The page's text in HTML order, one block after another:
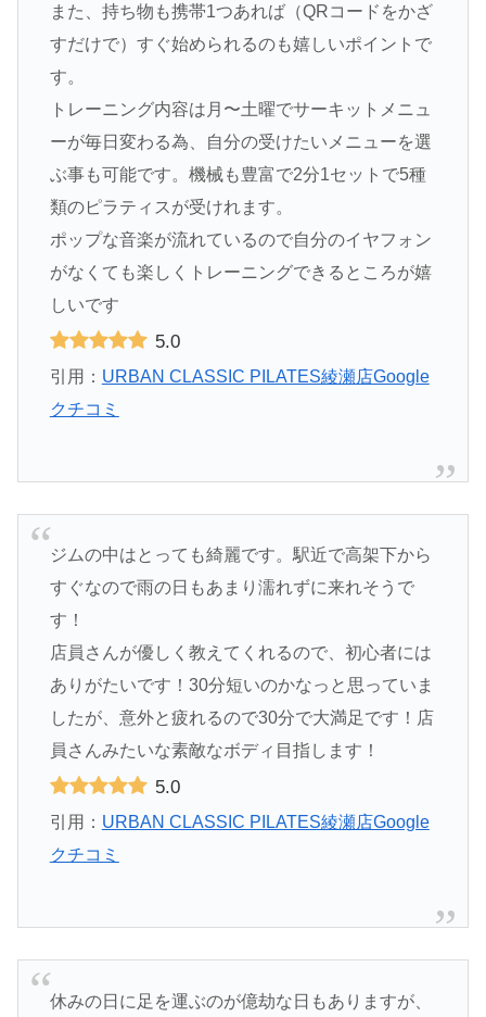
また、持ち物も携帯1つあれば（QRコードをかざ
すだけで）すぐ始められるのも嬉しいポイントで
す。
トレーニング内容は月〜土曜でサーキットメニュ
ーが毎日変わる為、自分の受けたいメニューを選
ぶ事も可能です。機械も豊富で2分1セットで5種
類のピラティスが受けれます。
ポップな音楽が流れているので自分のイヤフォン
がなくても楽しくトレーニングできるところが嬉
しいです
5.0
引用： URBAN CLASSIC PILATES綾瀬店Google
クチコミ
ジムの中はとっても綺麗です。駅近で高架下から
すぐなので雨の日もあまり濡れずに来れそうで
す！
店員さんが優しく教えてくれるので、初心者には
ありがたいです！30分短いのかなっと思っていま
したが、意外と疲れるので30分で大満足です！店
員さんみたいな素敵なボディ目指します！
5.0
引用： URBAN CLASSIC PILATES綾瀬店Google
クチコミ
休みの日に足を運ぶのが億劫な日もありますが、